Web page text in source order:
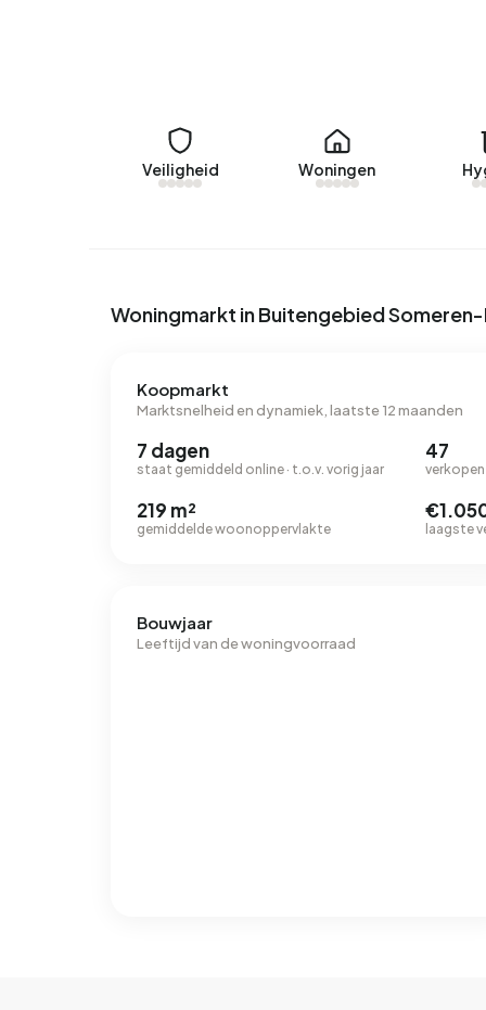
Veiligheid Woningen
Woningmarkt in Buitengebied
Koopmarkt
Marktsnelheid en dynamiek, laatste 12 maanden
7 dagen
staat gemiddeld online · t.o.v. vorig jaar
47
219 m²
gemiddelde woonoppervlakte laagste
Bouwjaar
Leeftijd van de woningvoorraad